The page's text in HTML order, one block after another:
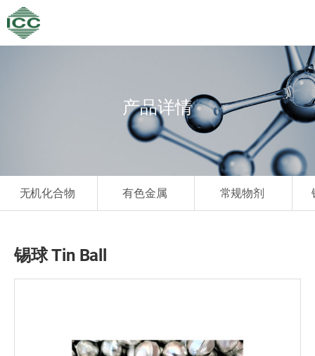
无机化合物 有色金属 常规物剂
产品详情
锡球 Tin Ball